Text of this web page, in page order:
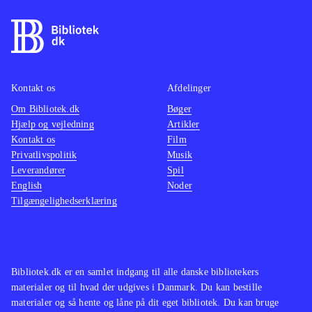
energikugler som kan bruges til
forskellige opgraderinger og åbne
for at overvinde de modstandere som
bevogter banerne. De invizimals hvis
form Hiro kan antage, har hver deres
evner som kan være afgørende for at
komme videre i en bane. Grafikken
er fin til målgruppen men styringen
og kameravinklen kan godt være lidt
spillene om Ben 10 og kan ellers
sammenlignes med fx Pokemon og
Bibliotek.dk er en samlet indgang til alle danske bibliotekers
materialer og til hvad der udgives i Danmark. Du kan bestille
materialer og så hente og låne på dit eget bibliotek. Du kan bruge
Kontakt os
Om Bibliotek.dk
Hjælp og vejledning
Kontakt os
Privatlivspolitik
Leverandører
English
Tilgængelighedserklæring
Afdelinger
Bøger
Artikler
Film
Musik
Spil
Noder